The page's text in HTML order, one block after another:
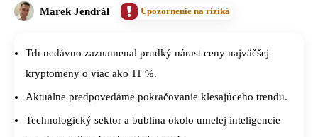
Marek Jendrál
Upozornenie na riziká
Trh nedávno zaznamenal prudký nárast ceny najväčšej
kryptomeny o viac ako 11 %.
Aktuálne predpovedáme pokračovanie klesajúceho trendu.
Technologický sektor a bublina okolo umelej inteligencie